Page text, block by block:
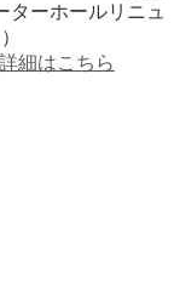
ターホールリニュ
細はこちら